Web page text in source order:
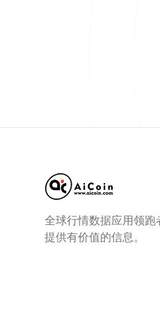
全球行情数据应用领
提供有价值的信息。